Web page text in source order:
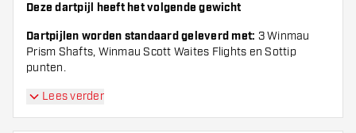
Deze dartpijl heeft het volgende gewicht
Dartpijlen worden standaard geleverd met: 3 Winmau
Prism Shafts, Winmau Scott Waites Flights en Sottip
punten.
Lees verder